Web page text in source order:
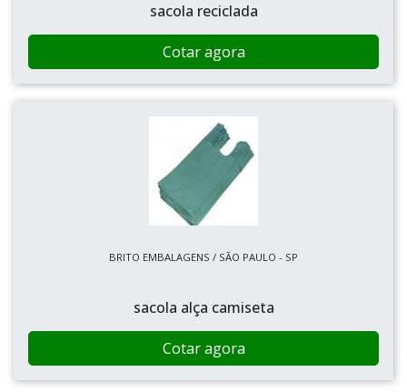
sacola reciclada
Cotar agora
BRITO EMBALAGENS / SÃO PAULO - SP
sacola alça camiseta
Cotar agora